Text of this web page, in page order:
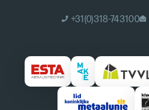
+31(0)318-743100